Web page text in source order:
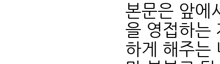
본문은 앞에
을 영접하는
하게 해주는